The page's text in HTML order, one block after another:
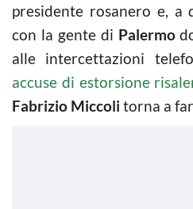
presidente rosanero e, a
con la gente di Palermo
alle intercettazioni
accuse di estorsione
Fabrizio Miccoli torna a